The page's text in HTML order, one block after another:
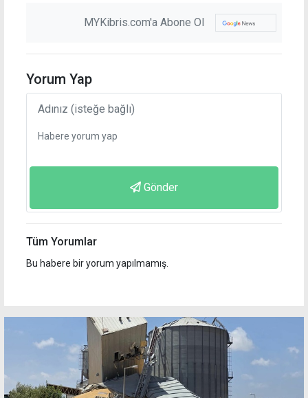
MYKibris.com'a Abone Ol
Yorum Yap
Gönder
Tüm Yorumlar
Bu habere bir yorum yapılmamış.